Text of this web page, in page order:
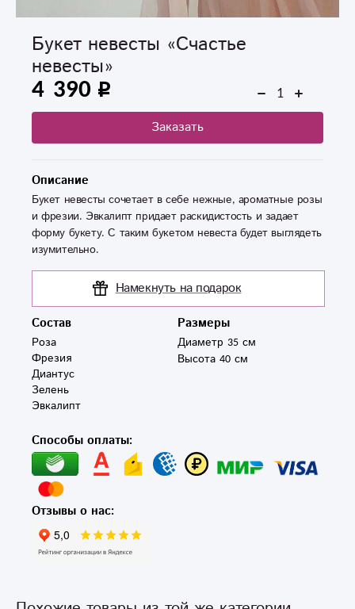
Букет невесты «Счастье
невесты»
4 390
Заказать
Описание
Букет невесты сочетает в себе нежные, ароматные розы
и фрезии. Эвкалипт придает раскидистость и задает
форму букету. С таким букетом невеста будет выглядеть
изумительно.
Намекнуть на подарок
Состав
Роза
Фрезия
Диантус
Зелень
Эвкалипт
Размеры
Диаметр 35 см
Высота 40 см
Способы оплаты:
Отзывы о нас: